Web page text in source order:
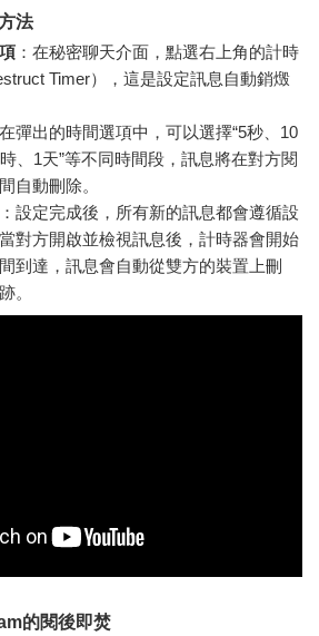
法
：在秘密聊天介面，點選右上角的計時
Timer），這是設定訊息自動銷燬
在彈出的時間選項中，可以選擇“5秒、10
、1天”等不同時間段，訊息將在對方閱
自動刪除。
：設定完成後，所有新的訊息都會遵循設
對方開啟並檢視訊息後，計時器會開始
到達，訊息會自動從雙方的裝置上刪
。
的閱後即焚